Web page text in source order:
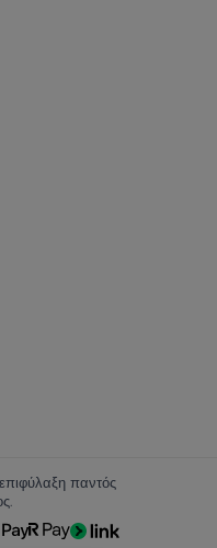
παντός